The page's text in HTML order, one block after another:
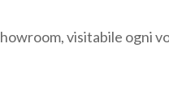
visitabile ogni